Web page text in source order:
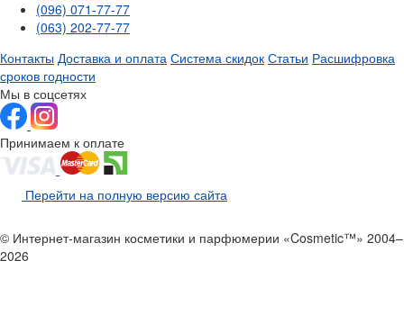
(096) 071-77-77
(063) 202-77-77
Контакты Доставка и оплата Система скидок Статьи Расшифровка
сроков годности
Мы в соцсетях
Принимаем к оплате
Перейти на полную версию сайта
© Интернет-магазин косметики и парфюмерии «Cosmetic™» 2004–
2026